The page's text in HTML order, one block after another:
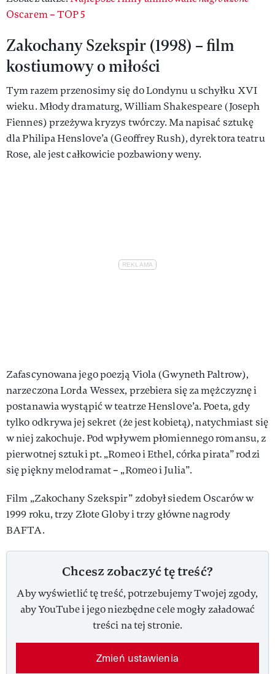
Oscarem – TOP 5
Zakochany Szekspir (1998) – film
kostiumowy o miłości
Tym razem przenosimy się do Londynu u schyłku XVI
wieku. Młody dramaturg, William Shakespeare (Joseph
Fiennes) przeżywa kryzys twórczy. Ma napisać sztukę
dla Philipa Henslove’a (Geoffrey Rush), dyrektora teatru
Rose, ale jest całkowicie pozbawiony weny.
Zafascynowana jego poezją Viola (Gwyneth Paltrow),
narzeczona Lorda Wessex, przebiera się za mężczyznę i
postanawia wystąpić w teatrze Henslove’a. Poeta, gdy
tylko odkrywa jej sekret (że jest kobietą), natychmiast się
w niej zakochuje. Pod wpływem płomiennego romansu, z
pierwotnej sztuki pt. „Romeo i Ethel, córka pirata” rodzi
się piękny melodramat – „Romeo i Julia”.
Film „Zakochany Szekspir” zdobył siedem Oscarów w
1999 roku, trzy Złote Globy i trzy główne nagrody
BAFTA.
Chcesz zobaczyć tę treść?
Aby wyświetlić tę treść, potrzebujemy Twojej zgody,
aby YouTube i jego niezbędne cele mogły załadować
treści na tej stronie.
Zmień ustawienia